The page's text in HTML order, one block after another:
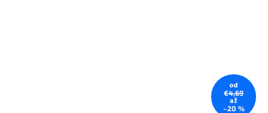
od
€4,69
až
–20 %